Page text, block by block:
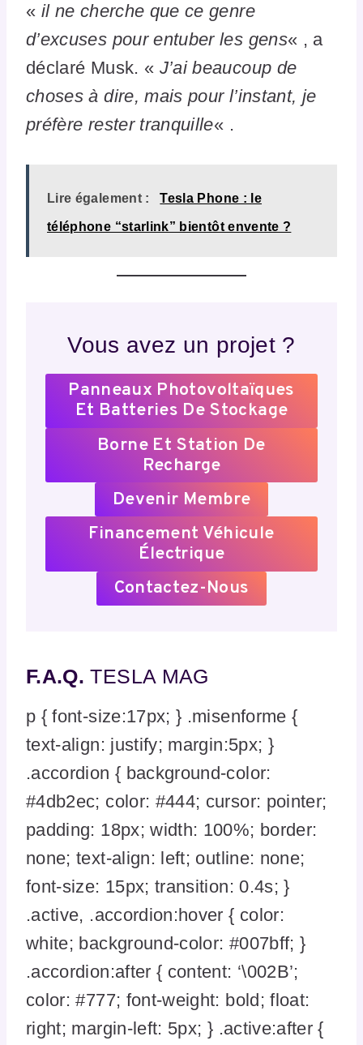
« il ne cherche que ce genre
d’excuses pour entuber les gens« , a
déclaré Musk. « J’ai beaucoup de
choses à dire, mais pour l’instant, je
préfère rester tranquille« .
Lire également : Tesla Phone : le
téléphone “starlink” bientôt envente ?
Vous avez un projet ?
Panneaux Photovoltaïques
Et Batteries De Stockage
Borne Et Station De
Recharge
Devenir Membre
Financement Véhicule
Électrique
Contactez-Nous
F.A.Q. TESLA MAG
p { font-size:17px; } .misenforme {
text-align: justify; margin:5px; }
.accordion { background-color:
#4db2ec; color: #444; cursor: pointer;
padding: 18px; width: 100%; border:
none; text-align: left; outline: none;
font-size: 15px; transition: 0.4s; }
.active, .accordion:hover { color:
white; background-color: #007bff; }
.accordion:after { content: ‘\002B’;
color: #777; font-weight: bold; float:
right; margin-left: 5px; } .active:after {